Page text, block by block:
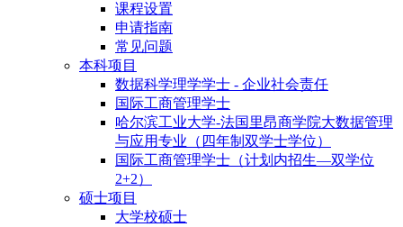
课程设置
申请指南
常见问题
本科项目
数据科学理学学士 - 企业社会责任
国际工商管理学士
哈尔滨工业大学-法国里昂商学院大数据管理
与应用专业（四年制双学士学位）
国际工商管理学士（计划内招生—双学位
2+2）
硕士项目
大学校硕士